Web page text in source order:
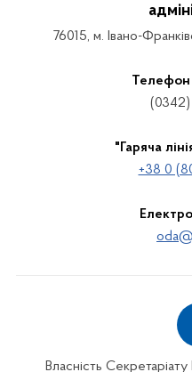
76015, м. Івано-
Телефон
"Гаряча
+38 0
Власність Секретаріату